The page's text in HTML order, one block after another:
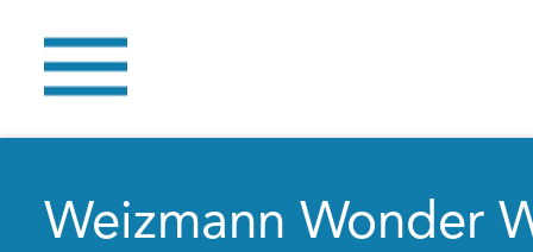
Weizmann Wonder